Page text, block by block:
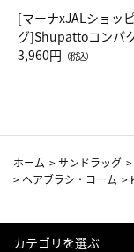
[マーナxJALショッ
グ]Shupattoコンパ
Drop JAL客室乗務員
3,960円 （税込）
ホーム >サンドラッグ >
> ヘアブラシ・コーム >
カテゴリを選ぶ